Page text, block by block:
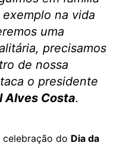
na vida
uma
precisamos
de nossa
o presidente
Alves Costa.
do Dia da